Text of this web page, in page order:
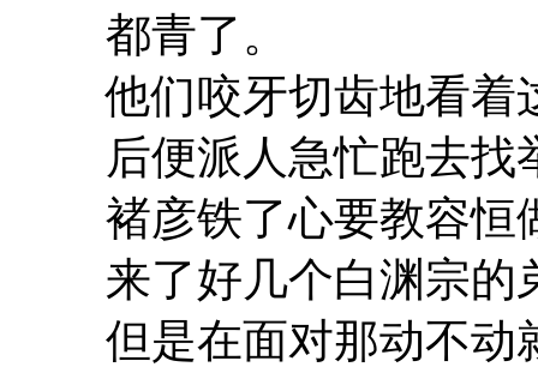
都青了。
他们咬牙切齿地看着
后便派人急忙跑去找
褚彦铁了心要教容恒
来了好几个白渊宗的
但是在面对那动不动